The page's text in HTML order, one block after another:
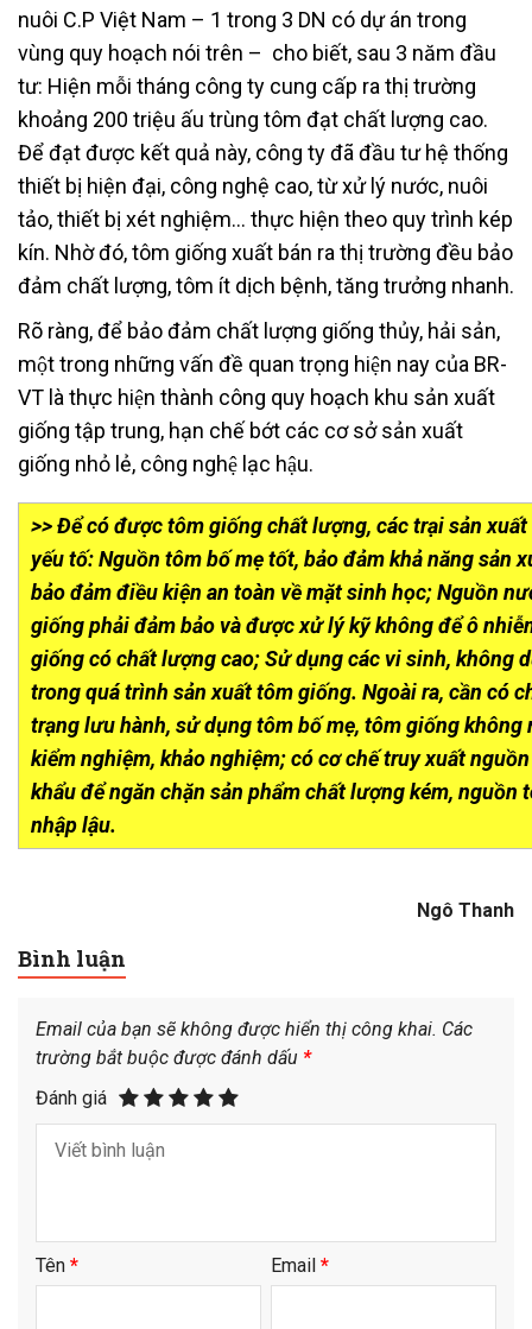
nuôi C.P Việt Nam – 1 trong 3 DN có dự án trong
vùng quy hoạch nói trên – cho biết, sau 3 năm đầu
tư: Hiện mỗi tháng công ty cung cấp ra thị trường
khoảng 200 triệu ấu trùng tôm đạt chất lượng cao.
Để đạt được kết quả này, công ty đã đầu tư hệ thống
thiết bị hiện đại, công nghệ cao, từ xử lý nước, nuôi
tảo, thiết bị xét nghiệm… thực hiện theo quy trình kép
kín. Nhờ đó, tôm giống xuất bán ra thị trường đều bảo
đảm chất lượng, tôm ít dịch bệnh, tăng trưởng nhanh.
Rõ ràng, để bảo đảm chất lượng giống thủy, hải sản,
một trong những vấn đề quan trọng hiện nay của BR-
VT là thực hiện thành công quy hoạch khu sản xuất
giống tập trung, hạn chế bớt các cơ sở sản xuất
giống nhỏ lẻ, công nghệ lạc hậu.
>> Để có được tôm giống chất lượng, các trại sản
yếu tố: Nguồn tôm bố mẹ tốt, bảo đảm khả năng sản
bảo đảm điều kiện an toàn về mặt sinh học; Nguồn
giống phải đảm bảo và được xử lý kỹ không để ô
giống có chất lượng cao; Sử dụng các vi sinh, không
trong quá trình sản xuất tôm giống. Ngoài ra, cần có
trạng lưu hành, sử dụng tôm bố mẹ, tôm giống không
kiểm nghiệm, khảo nghiệm; có cơ chế truy xuất
khẩu để ngăn chặn sản phẩm chất lượng kém, nguồn
nhập lậu.
Ngô Thanh
Bình luận
Email của bạn sẽ không được hiển thị công khai. Các
trường bắt buộc được đánh dấu *
Đánh giá
Tên * Email *